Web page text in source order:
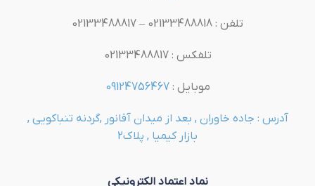
تلفن : 02133488818 – 02133488817
تلفکس : 02133488817
موبایل :09124756467
آدرس : جاده خاوران , بعد از میدان آقانور ,گردنه تنباکویی ,
بازار کیمیا , پلاک2
نماد اعتماد الکترونیکی